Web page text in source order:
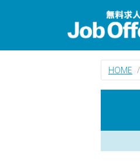
HOME